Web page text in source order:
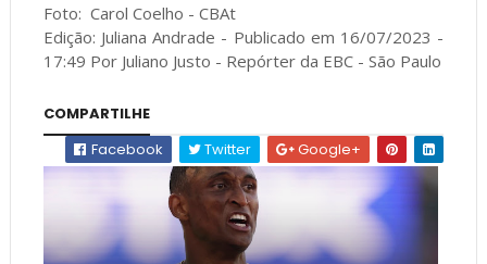
Foto: Carol Coelho - CBAt
Edição: Juliana Andrade - Publicado em 16/07/2023 -
17:49 Por Juliano Justo - Repórter da EBC - São Paulo
COMPARTILHE
Facebook
Twitter Google+